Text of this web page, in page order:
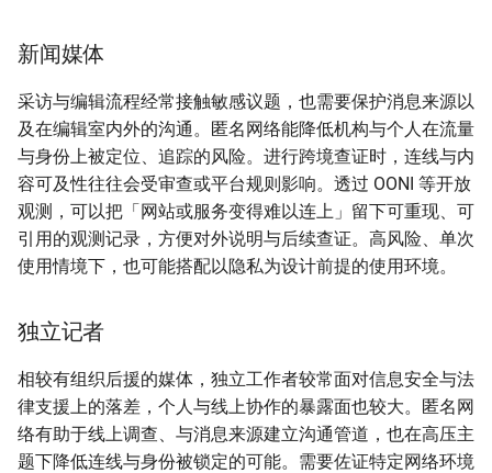
新闻媒体
采访与编辑流程经常接触敏感议题，也需要保护消息来源以
及在编辑室内外的沟通。匿名网络能降低机构与个人在流量
与身份上被定位、追踪的风险。进行跨境查证时，连线与内
容可及性往往会受审查或平台规则影响。透过 OONI 等开放
观测，可以把「网站或服务变得难以连上」留下可重现、可
引用的观测记录，方便对外说明与后续查证。高风险、单次
使用情境下，也可能搭配以隐私为设计前提的使用环境。
独立记者
相较有组织后援的媒体，独立工作者较常面对信息安全与法
律支援上的落差，个人与线上协作的暴露面也较大。匿名网
络有助于线上调查、与消息来源建立沟通管道，也在高压主
题下降低连线与身份被锁定的可能。需要佐证特定网络环境